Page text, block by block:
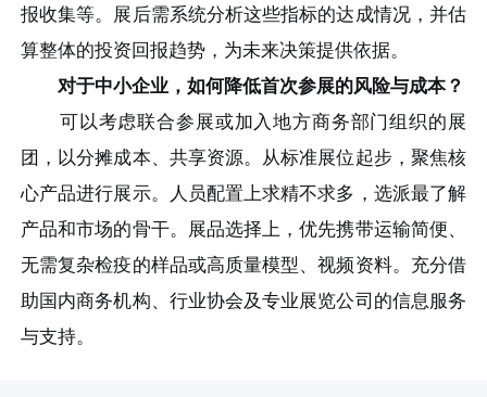
报收集等。展后需系统分析这些指标的达成情况，并估
算整体的投资回报趋势，为未来决策提供依据。
对于中小企业，如何降低首次参展的风险与成本？
可以考虑联合参展或加入地方商务部门组织的展
团，以分摊成本、共享资源。从标准展位起步，聚焦核
心产品进行展示。人员配置上求精不求多，选派最了解
产品和市场的骨干。展品选择上，优先携带运输简便、
无需复杂检疫的样品或高质量模型、视频资料。充分借
助国内商务机构、行业协会及专业展览公司的信息服务
与支持。